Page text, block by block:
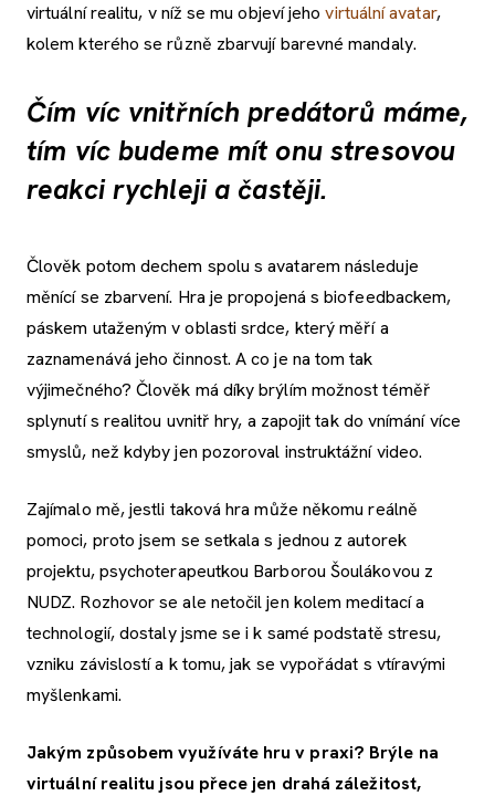
virtuální realitu, v níž se mu objeví jehovirtuální avatar,
kolem kterého se různě zbarvují barevné mandaly.
Čím víc vnitřních predátorů máme,
tím víc budeme mít onu stresovou
reakci rychleji a častěji.
Člověk potom dechem spolu s avatarem následuje
měnící se zbarvení. Hra je propojená s biofeedbackem,
páskem utaženým v oblasti srdce, který měří a
zaznamenává jeho činnost. A co je na tom tak
výjimečného? Člověk má díky brýlím možnost téměř
splynutí s realitou uvnitř hry, a zapojit tak do vnímání více
smyslů, než kdyby jen pozoroval instruktážní video.
Zajímalo mě, jestli taková hra může někomu reálně
pomoci, proto jsem se setkala s jednou z autorek
projektu, psychoterapeutkou Barborou Šoulákovou z
NUDZ. Rozhovor se ale netočil jen kolem meditací a
technologií, dostaly jsme se i k samé podstatě stresu,
vzniku závislostí a k tomu, jak se vypořádat s vtíravými
myšlenkami.
Jakým způsobem využíváte hru v praxi? Brýle na
virtuální realitu jsou přece jen drahá záležitost,